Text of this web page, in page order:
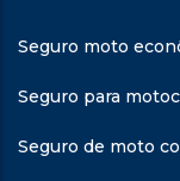
Seguro moto
Seguro para
Seguro de moto